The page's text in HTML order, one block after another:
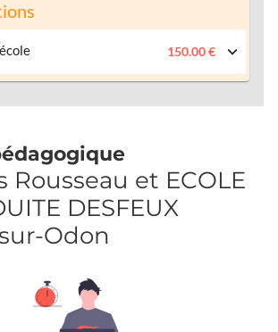
150.00 €
Rousseau et ECOLE
DESFEUX
Odon